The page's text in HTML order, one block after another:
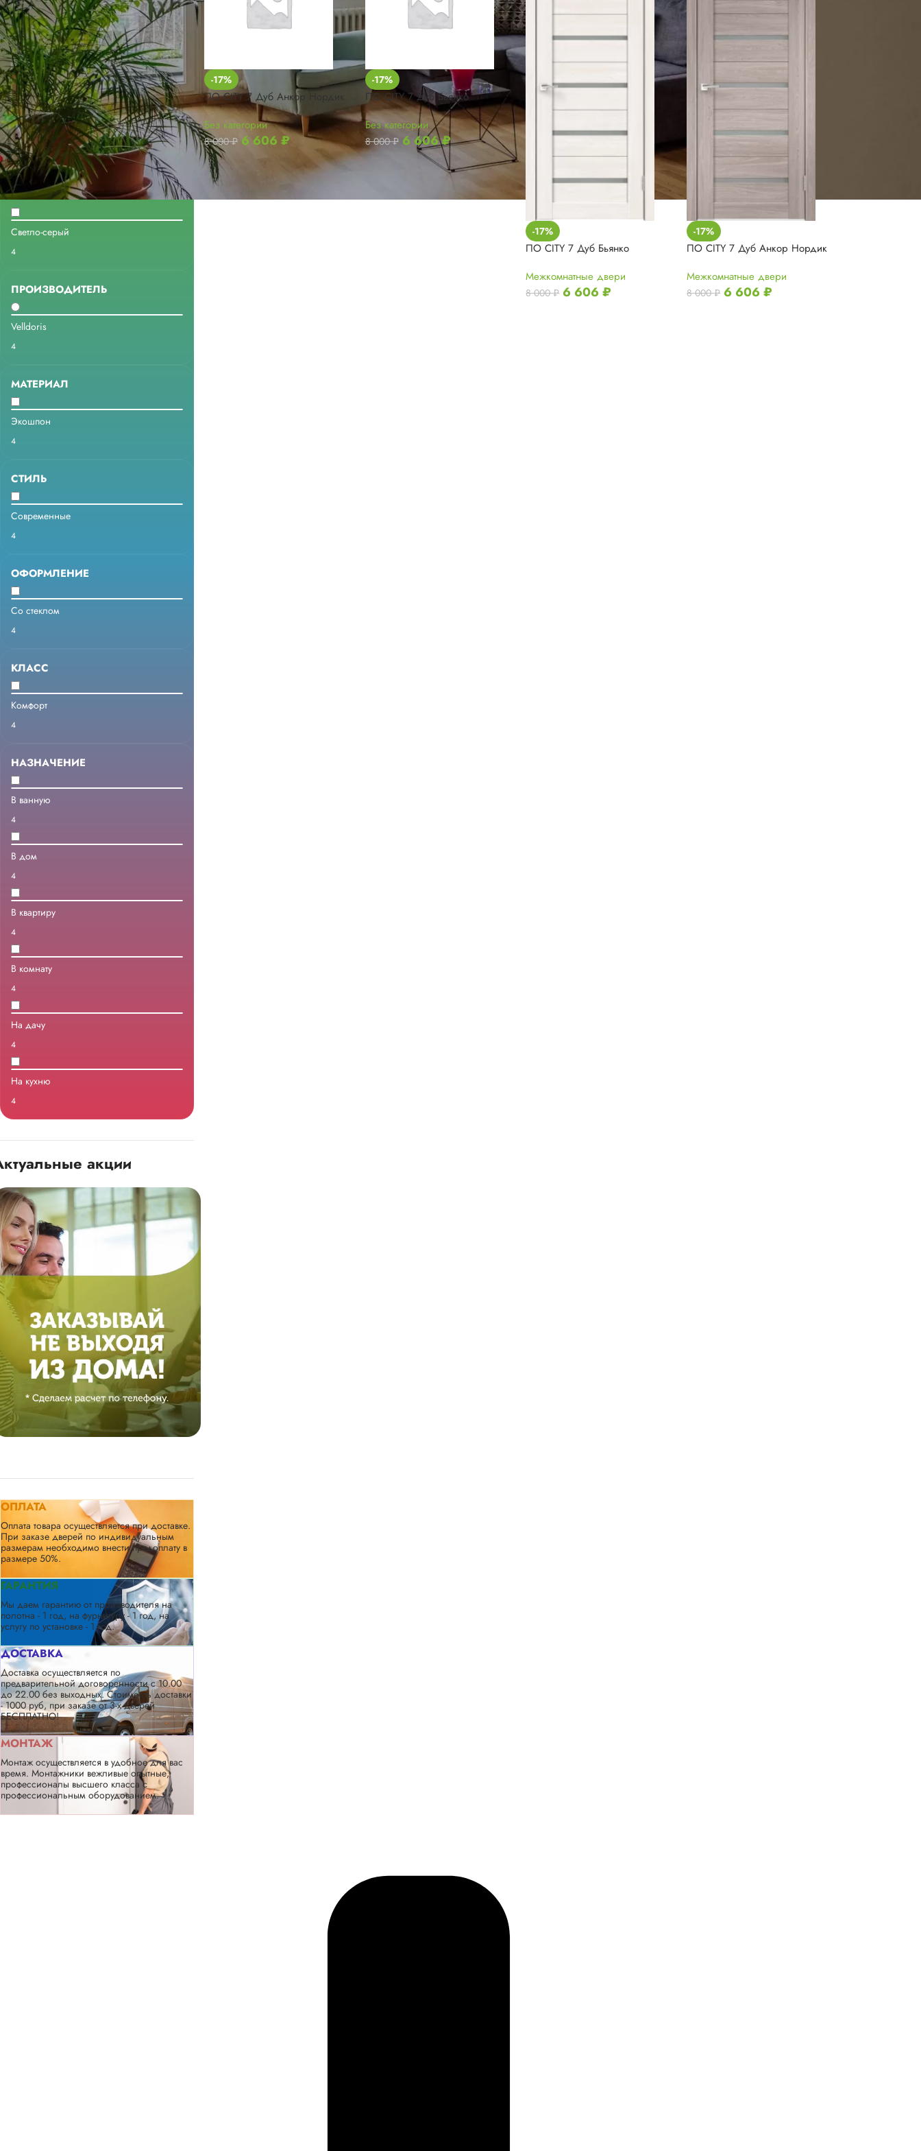
ФИЛЬТРАЦИЯ
НАЛИЧИЕ
Под заказ
4
ЦВЕТ
Светло-серый
4
ПРОИЗВОДИТЕЛЬ
Velldoris
4
МАТЕРИАЛ
Экошпон
4
СТИЛЬ
Современные
4
ОФОРМЛЕНИЕ
Со стеклом
4
КЛАСС
Комфорт
4
НАЗНАЧЕНИЕ
В ванную
4
В дом
4
В квартиру
4
В комнату
4
На дачу
4
На кухню
4
акции
ОПЛАТА
Оплата товара осуществляется при доставке.
При заказе дверей по индивидуальным
размерам необходимо внести предоплату в
размере 50%.
ГАРАНТИЯ
Мы даем гарантию от производителя на
полотна - 1 год, на фурнитуру - 1 год, на
услугу по установке - 1 год.
ДОСТАВКА
Доставка осуществляется по
предварительной договоренности с 10.00
до 22.00 без выходных. Стоимость доставки
- 1000 руб, при заказе от 3-х дверей
БЕСПЛАТНО!
МОНТАЖ
Монтаж осуществляется в удобное для вас
время. Монтажники вежливые опытные,
профессионалы высшего класса с
профессиональным оборудованием.
-17%
ПО CITY 7 Дуб Анкор Нордик
Без категории
8 000₽ 6 606 ₽
-17%
ПО CITY 7 Дуб Бьянко
Без категории
8 000₽ 6 606₽
-17%
ПО CITY 7 Дуб Бьянко
Межкомнатные двери
8 000₽ 6 606₽
-17%
ПО CITY 7 Дуб Анкор Нордик
Межкомнатные двери
8 000₽ 6 606₽